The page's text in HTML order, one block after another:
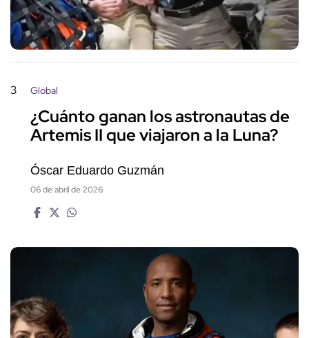
3 Global
¿Cuánto ganan los astronautas de
Artemis II que viajaron a la Luna?
Óscar Eduardo Guzmán
06 de abril de 2026